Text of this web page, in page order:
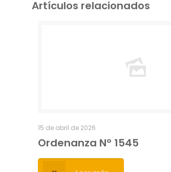
Artículos relacionados
15 de abril de 2026
Ordenanza Nº 1545